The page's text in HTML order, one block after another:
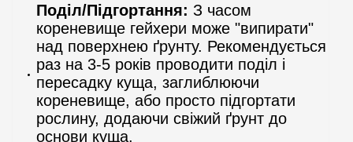
Поділ/Підгортання: З часом
кореневище гейхери може "випирати"
над поверхнею ґрунту. Рекомендується
раз на 3-5 років проводити поділ і
пересадку куща, заглиблюючи
кореневище, або просто підгортати
рослину, додаючи свіжий ґрунт до
основи куща.